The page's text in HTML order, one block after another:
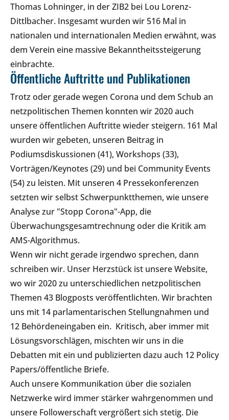
Thomas Lohninger, in der ZIB2 bei Lou Lorenz-
Dittlbacher. Insgesamt wurden wir 516 Mal in
nationalen und internationalen Medien erwähnt, was
dem Verein eine massive Bekanntheitssteigerung
einbrachte.
Öffentliche Auftritte und Publikationen
Trotz oder gerade wegen Corona und dem Schub an
netzpolitischen Themen konnten wir 2020 auch
unsere öffentlichen Auftritte wieder steigern. 161 Mal
wurden wir gebeten, unseren Beitrag in
Podiumsdiskussionen (41), Workshops (33),
Vorträgen/Keynotes (29) und bei Community Events
(54) zu leisten. Mit unseren 4 Pressekonferenzen
setzten wir selbst Schwerpunktthemen, wie unsere
Analyse zur "Stopp Corona"-App, die
Überwachungsgesamtrechnung oder die Kritik am
AMS-Algorithmus.
Wenn wir nicht gerade irgendwo sprechen, dann
schreiben wir. Unser Herzstück ist unsere Website,
wo wir 2020 zu unterschiedlichen netzpolitischen
Themen 43 Blogposts veröffentlichten. Wir brachten
uns mit 14 parlamentarischen Stellungnahmen und
12 Behördeneingaben ein. Kritisch, aber immer mit
Lösungsvorschlägen, mischten wir uns in die
Debatten mit ein und publizierten dazu auch 12 Policy
Papers/öffentliche Briefe.
Auch unsere Kommunikation über die sozialen
Netzwerke wird immer stärker wahrgenommen und
unsere Followerschaft vergrößert sich stetig. Die